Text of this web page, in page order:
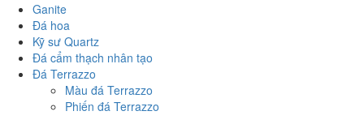
Ganite
Đá hoa
Kỹ sư Quartz
Đá cẩm thạch nhân tạo
Đá Terrazzo
Màu đá Terrazzo
Phiến đá Terrazzo